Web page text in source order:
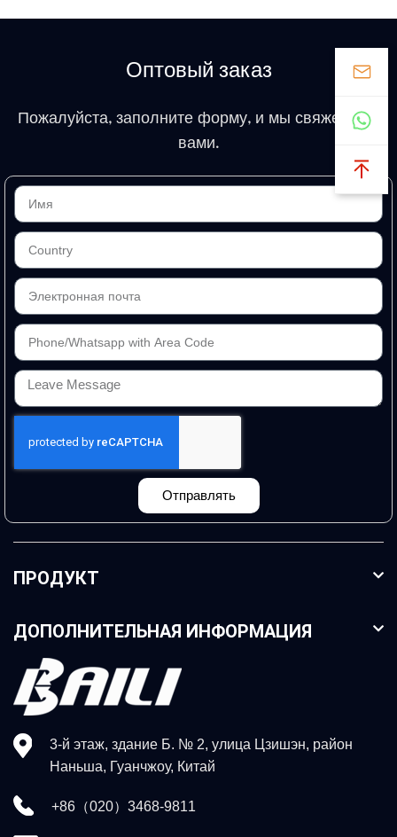
Оптовый заказ
Пожалуйста, заполните форму, и мы свяжемся с
вами.
Отправлять
ПРОДУКТ
ДОПОЛНИТЕЛЬНАЯ ИНФОРМАЦИЯ
3-й этаж, здание Б. № 2, улица Цзишэн, район
Наньша, Гуанчжоу, Китай
+86（020）3468-9811